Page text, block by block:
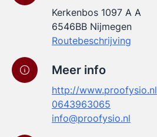
Kerkenbos 1097 A A
6546BB Nijmegen
Routebeschrijving
Meer info
http://www.proofysio.nl
0643963065
info@proofysio.nl